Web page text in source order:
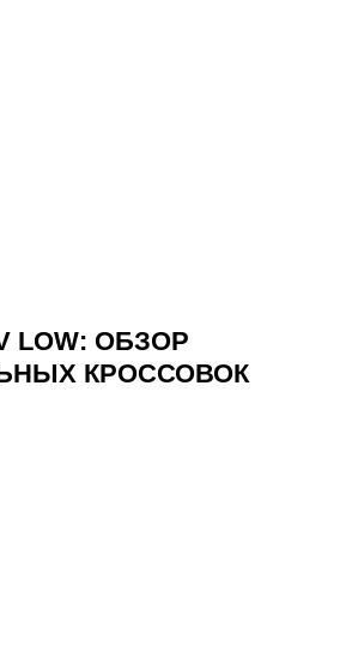
LOW: ОБЗОР
КРОССОВОК